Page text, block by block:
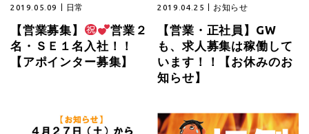
2019.05.09 日常
【営業募集】
営業２
名・ＳＥ１名入社！！
【アポインター募集】
2019.04.25 お知らせ
【営業・正社員】GW
も、求人募集は稼働して
います！！【お休みのお
知らせ】